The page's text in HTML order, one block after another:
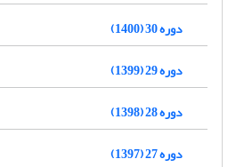
دوره 30 (1400)
دوره 29 (1399)
دوره 28 (1398)
دوره 27 (1397)